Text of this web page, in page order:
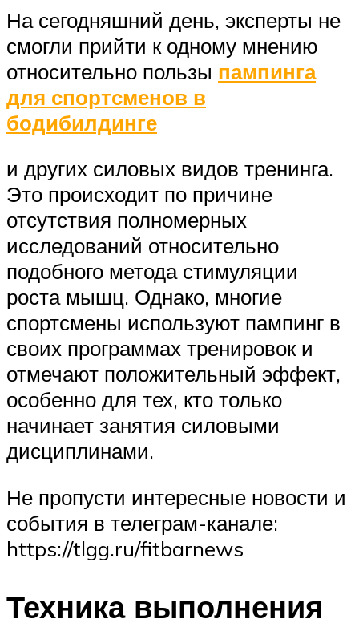
На сегодняшний день, эксперты не
смогли прийти к одному мнению
относительно пользы пампинга
для спортсменов в
бодибилдинге
и других силовых видов тренинга.
Это происходит по причине
отсутствия полномерных
исследований относительно
подобного метода стимуляции
роста мышц. Однако, многие
спортсмены используют пампинг в
своих программах тренировок и
отмечают положительный эффект,
особенно для тех, кто только
начинает занятия силовыми
дисциплинами.
Не пропусти интересные новости и
события в телеграм-канале:
https://tlgg.ru/fitbarnews
Техника выполнения